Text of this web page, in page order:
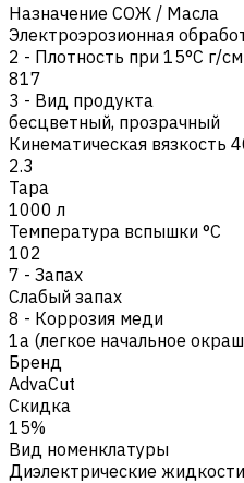
Назначение СОЖ / Масла
Электроэрозионная
2 - Плотность при 15°C г/
817
3 - Вид продукта
бесцветный, прозрачный
Кинематическая вязкость
2.3
Тара
1000 л
Температура вспышки °C
102
7 - Запах
Cлабый запах
8 - Коррозия меди
1a (легкое начальное
Бренд
AdvaCut
Скидка
15%
Вид номенклатуры
Диэлектрические жидкости